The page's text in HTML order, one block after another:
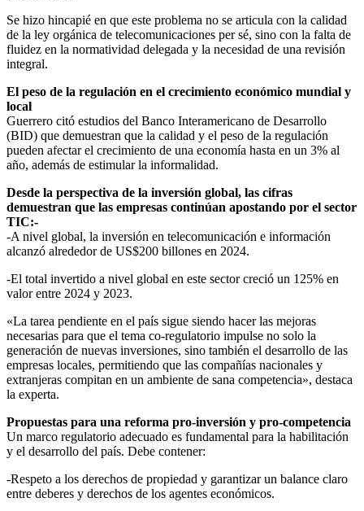
Se hizo hincapié en que este problema no se articula con la calidad
de la ley orgánica de telecomunicaciones per sé, sino con la falta de
fluidez en la normatividad delegada y la necesidad de una revisión
integral.
El peso de la regulación en el crecimiento económico mundial y
local
Guerrero citó estudios del Banco Interamericano de Desarrollo
(BID) que demuestran que la calidad y el peso de la regulación
pueden afectar el crecimiento de una economía hasta en un 3% al
año, además de estimular la informalidad.
Desde la perspectiva de la inversión global, las cifras
demuestran que las empresas continúan apostando por el sector
TIC:-
-A nivel global, la inversión en telecomunicación e información
alcanzó alrededor de US$200 billones en 2024.
-El total invertido a nivel global en este sector creció un 125% en
valor entre 2024 y 2023.
«La tarea pendiente en el país sigue siendo hacer las mejoras
necesarias para que el tema co-regulatorio impulse no solo la
generación de nuevas inversiones, sino también el desarrollo de las
empresas locales, permitiendo que las compañías nacionales y
extranjeras compitan en un ambiente de sana competencia», destaca
la experta.
Propuestas para una reforma pro-inversión y pro-competencia
Un marco regulatorio adecuado es fundamental para la habilitación
y el desarrollo del país. Debe contener:
-Respeto a los derechos de propiedad y garantizar un balance claro
entre deberes y derechos de los agentes económicos.